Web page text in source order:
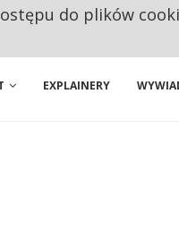
EXPLAINERY
do plików